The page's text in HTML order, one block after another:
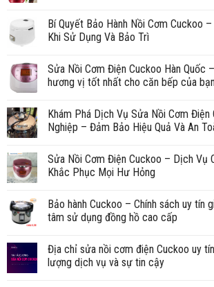
Bí Quyết Bảo Hành Nồi Cơm Cuckoo
Khi Sử Dụng Và Bảo Trì
Sửa Nồi Cơm Điện Cuckoo Hàn Quốc
hương vị tốt nhất cho căn bếp của bạn
Khám Phá Dịch Vụ Sửa Nồi Cơm Điện
Nghiệp – Đảm Bảo Hiệu Quả Và An
Sửa Nồi Cơm Điện Cuckoo – Dịch Vụ
Khắc Phục Mọi Hư Hỏng
Bảo hành Cuckoo – Chính sách uy tín
tâm sử dụng đồng hồ cao cấp
Địa chỉ sửa nồi cơm điện Cuckoo uy
lượng dịch vụ và sự tin cậy